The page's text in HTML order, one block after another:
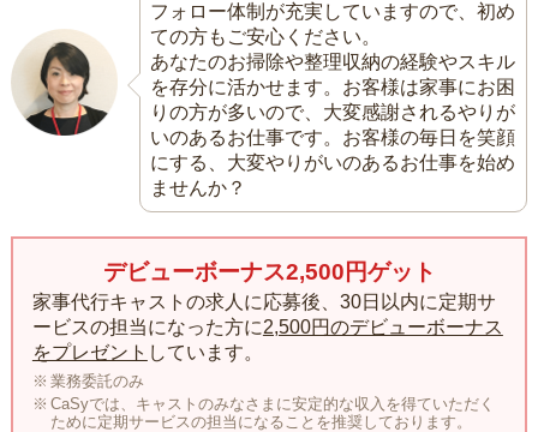
フォロー体制が充実していますので、初め
ての方もご安心ください。
あなたのお掃除や整理収納の経験やスキル
を存分に活かせます。お客様は家事にお困
りの方が多いので、大変感謝されるやりが
いのあるお仕事です。お客様の毎日を笑顔
にする、大変やりがいのあるお仕事を始め
ませんか？
デビューボーナス2,500円ゲット
家事代行キャストの求人に応募後、30日以内に定期サ
ービスの担当になった方に2,500円のデビューボーナス
をプレゼント しています。
業務委託のみ
CaSyでは、キャストのみなさまに安定的な収入を得ていただく
ために定期サービスの担当になることを推奨しております。